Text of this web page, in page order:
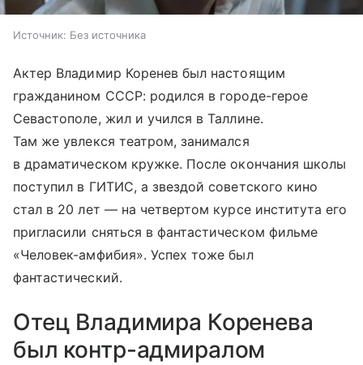
Источник: Без источника
Актер Владимир Коренев был настоящим
гражданином СССР: родился в городе-герое
Севастополе, жил и учился в Таллине.
Там же увлекся театром, занимался
в драматическом кружке. После окончания школы
поступил в ГИТИС, а звездой советского кино
стал в 20 лет — на четвертом курсе института его
пригласили сняться в фантастическом фильме
«Человек-амфибия». Успех тоже был
фантастический.
Отец Владимира Коренева
был контр-адмиралом